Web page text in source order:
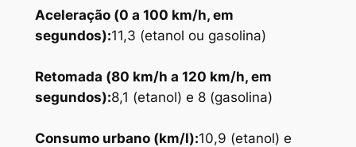
Aceleração(0 a 100 km/h, em
segundos):11,3 (etanol ou gasolina)
Retomada (80 km/h a 120 km/h, em
segundos):8,1 (etanol) e 8 (gasolina)
Consumo urbano (km/l):10,9 (etanol) e